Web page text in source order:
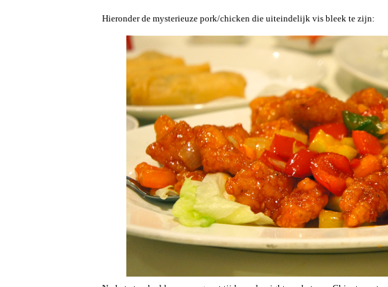
Hieronder de mysterieuze pork/chicken die uiteindelijk vis bleek te zijn: